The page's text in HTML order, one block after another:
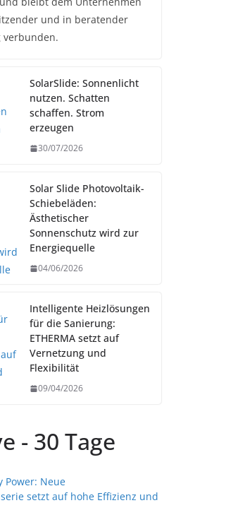
und in beratender
verbunden.
SolarSlide: Sonnenlicht
nutzen. Schatten
schaffen. Strom
erzeugen
30/07/2026
Solar Slide Photovoltaik-
Schiebeläden:
Ästhetischer
Sonnenschutz wird zur
Energiequelle
04/06/2026
Intelligente Heizlösungen
für die Sanierung:
ETHERMA setzt auf
Vernetzung und
Flexibilität
09/04/2026
- 30 Tage
Power: Neue
setzt auf hohe Effizienz und